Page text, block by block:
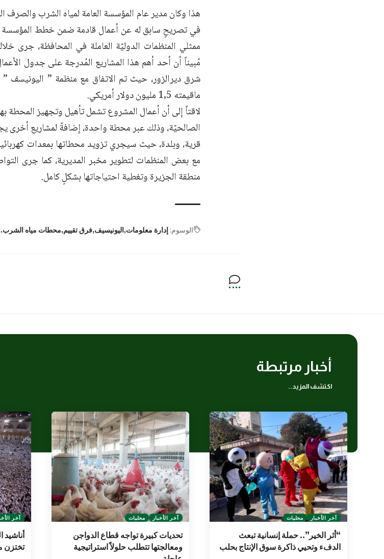
هذا وكان مدير عام المؤسسة العامة لمياه الشرب
في تصريحٍ سابق له عن أعمال قادمة ضمن خطط المؤسسة
ممثلي المنظمات الدوليّة العاملة في المحافظة، جرى
مُبيناً أن أحد أهم هذا المشاريع المُدرجة على جدول
شرق ديرالزور، حيث تم الاتفاق مع منظمة ” اليونيسف ”
ماقيمته 1,5 مليون دولار أمريكي.
لاقتاً إلى أن أعمال المشروع تشمل تأهيل وتجهيز
قرية، وبلدة، حيث سيجري تزويد محطاتها بمعدات
مع بعض المنظمات لتطوير مخبر المديرية، كما جرى
منطقة الجزيرة وتغطية احتياجاتها بشكلٍ كامل.
الوسوم: إدارة معلومات اليونيسيف فرق تقييم محطات مياه الشرب.
أخبار مرتبطة
اكتشف المزيد..
آخر الأخبار محليات
“أثر الخير”.. حملة إنسانية تبعث
الدفء وتحيي ذاكرة سوق الإنتاج بحلب
آخر الأخبار محليات
تحديات كبيرة تواجه قطاع الدواجن
ومعالجتها تتطلب حلولاً استراتيجية
آخر
تختزن